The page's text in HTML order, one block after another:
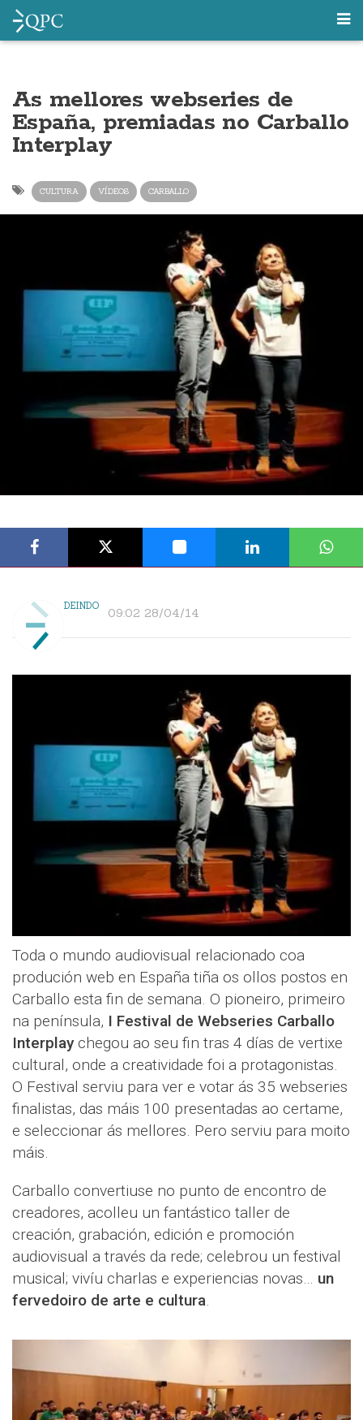
As mellores webseries de
España, premiadas no Carballo
Interplay
CULTURA VÍDEOS CARBALLO
DEINDO 09:02 28/04/14
Toda o mundo audiovisual relacionado coa
produción web en España tiña os ollos postos en
Carballo esta fin de semana. O pioneiro, primeiro
na península, I Festival de Webseries Carballo
Interplaychegou ao seu fin tras 4 días de vertixe
cultural, onde a creatividade foi a protagonistas.
O Festival serviu para ver e votar ás 35 webseries
finalistas, das máis 100 presentadas ao certame,
e seleccionar ás mellores. Pero serviu para moito
máis.
Carballo convertiuse no punto de encontro de
creadores, acolleu un fantástico taller de
creación, grabación, edición e promoción
audiovisual a través da rede; celebrou un festival
musical; vivíu charlas e experiencias novas… un
fervedoiro de arte e cultura.